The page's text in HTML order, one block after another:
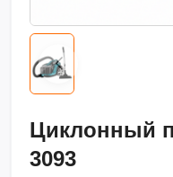
Циклонный
3093